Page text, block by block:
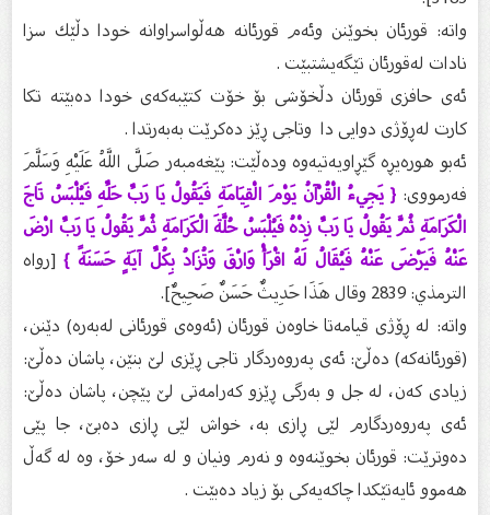
واتە: قورئان بخوێنن وئەم قورئانە هەڵواسراوانە خودا دڵێك سزا
نادات لەقورئان تێگەیشتبێت .
ئەی حافزی قورئان دڵخۆشی بۆ خۆت کتێبەکەی خودا دەبێتە تکا
کارت لەڕۆژی دوایی دا وتاجی ڕێز دەکرێت بەبەرتدا .
ئەبو هورەیڕە گێڕاویەتیەوە ودەڵێت: پێغەمبەر صَلَّى اللَّهُ عَلَيْهِ وَسَلَّمَ
فەرمووی:{ يَجِيءُ الْقُرْآنُ يَوْمَ الْقِيَامَةِ فَيَقُولُ يَا رَبِّ حَلِّهِ فَيُلْبَسُ تَاجَ
الْكَرَامَةِ ثُمَّ يَقُولُ يَا رَبِّ زِدْهُ فَيُلْبَسُ حُلَّةَ الْكَرَامَةِ ثُمَّ يَقُولُ يَا رَبِّ ارْضَ
عَنْهُ فَيَرْضَى عَنْهُ فَيُقَالُ لَهُ اقْرَأْ وَارْقَ وَتُزَادُ بِكُلِّ آيَةٍ حَسَنَةً }[رواه
الترمذي: 2839 وقال هَذَا حَدِيثٌ حَسَنٌ صَحِيحٌ].
واتە: له‌ ڕۆژی قیامه‌تا خاوه‌ن قورئان (ئه‌وه‌ی قورئانی له‌به‌ره‌) دێنن،
(قورئانه‌كه) ده‌ڵێ: ئه‌ی په‌روه‌ردگار تاجی ڕێزی لێ بنێن، پاشان ده‌ڵێ:
زیادی كه‌ن، له‌ جل و به‌رگی ڕێزو كه‌رامه‌تی لێ پێچن، پاشان ده‌ڵێ:
ئه‌ی په‌روه‌ردگارم لێی ڕازی به‌، خواش لێی ڕازی ده‌بێ، جا پێی
ده‌وترێت: قورئان بخوێنه‌وه‌ و نه‌رم ونیان و له‌ سه‌ر خۆ، وه‌ له‌ گه‌ڵ
هه‌موو ئایه‌تێكدا چاكه‌یه‌كی بۆ زیاد ده‌بێت .